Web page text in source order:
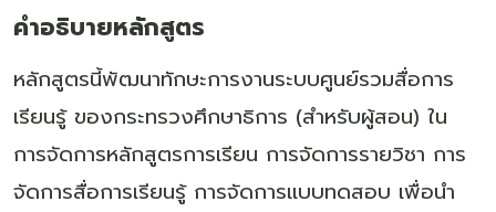
คำอธิบายหลักสูตร
หลักสูตรนี้พัฒนาทักษะการงานระบบศูนย์รวมสื่อการ
เรียนรู้ ของกระทรวงศึกษาธิการ (สำหรับผู้สอน) ใน
การจัดการหลักสูตรการเรียน การจัดการรายวิชา การ
จัดการสื่อการเรียนรู้ การจัดการแบบทดสอบ เพื่อนำ